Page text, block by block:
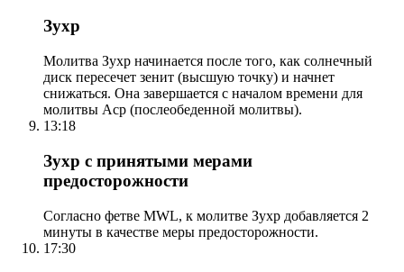
Зухр
Молитва Зухр начинается после того, как солнечный
диск пересечет зенит (высшую точку) и начнет
снижаться. Она завершается с началом времени для
молитвы Аср (послеобеденной молитвы).
13:18
Зухр с принятыми мерами
предосторожности
Согласно фетве MWL, к молитве Зухр добавляется 2
минуты в качестве меры предосторожности.
17:30